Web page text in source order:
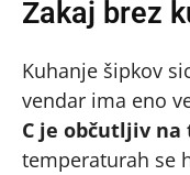
Zakaj brez
Kuhanje šipkov
vendar ima eno
C je občutljiv
temperaturah se